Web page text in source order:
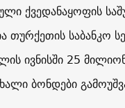
ქვედანაყოფის
თურქეთის საბანკო
ივნისში 25
ბონდები